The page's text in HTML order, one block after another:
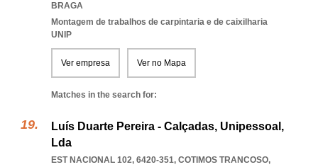
BRAGA
Montagem de trabalhos de carpintaria e de caixilharia
UNIP
Ver empresa Ver no Mapa
Matches in the search for:
Luís Duarte Pereira - Calçadas, Unipessoal,
Lda
EST NACIONAL 102, 6420-351, COTIMOS TRANCOSO,